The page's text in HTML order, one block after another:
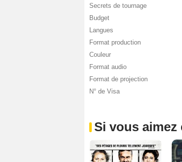
Secrets de tournage
Budget
Langues
Format production
Couleur
Format audio
Format de projection
N° de Visa
Si vous